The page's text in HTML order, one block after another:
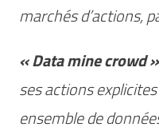
marchés d’actions,
« Data mine crowd
ses actions
ensemble de